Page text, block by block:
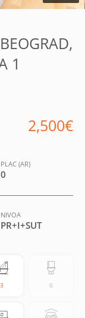
1
2,500€
PLAC (AR)
0
NIVOA
PR+I+SUT
3 0